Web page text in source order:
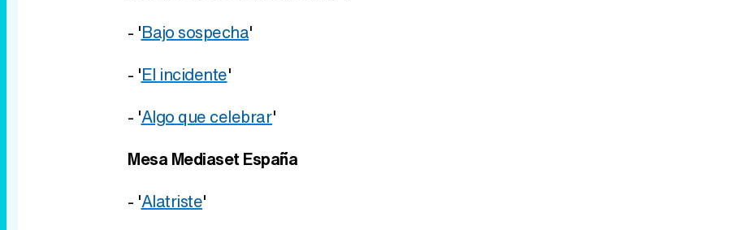
- 'Bajo sospecha'
- 'El incidente'
- 'Algo que celebrar'
Mesa Mediaset España
- 'Alatriste'